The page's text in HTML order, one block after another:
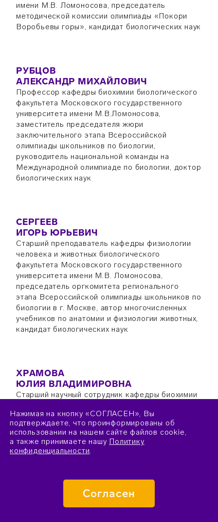
имени М.В. Ломоносова, председатель
методической комиссии олимпиады «Покори
Воробьевы горы», кандидат биологических наук
РУБЦОВ
АЛЕКСАНДР МИХАЙЛОВИЧ
Профессор кафедры биохимии биологического
факультета Московского государственного
университета имени М.В.Ломоносова,
заместитель председателя жюри
заключительного этапа Всероссийской
олимпиады школьников по биологии,
руководитель национальной команды на
Международной олимпиаде по биологии, доктор
биологических наук
СЕРГЕЕВ
ИГОРЬ ЮРЬЕВИЧ
Старший преподаватель кафедры физиологии
человека и животных биологического
факультета Московского государственного
университета имени М.В. Ломоносова,
председатель оргкомитета регионального
этапа Всероссийской олимпиады школьников по
биологии в г. Москве, автор многочисленных
учебников по анатомии и физиологии животных,
кандидат биологических наук
ХРАМОВА
ЮЛИЯ ВЛАДИМИРОВНА
Старший научный сотрудник кафедры биохимии
государственного университета имени М.В.
Ломоносова, член центральной предметно-
методической комиссии и член жюри
заключительного этапа Всероссийской
Нажимая на кнопку «СОГЛАСЕН», Вы
подтверждаете, что проинформированы об
использовании на нашем сайте файлов cookie,
а также принимаете нашу Политику
конфиденциальности.
Согласен